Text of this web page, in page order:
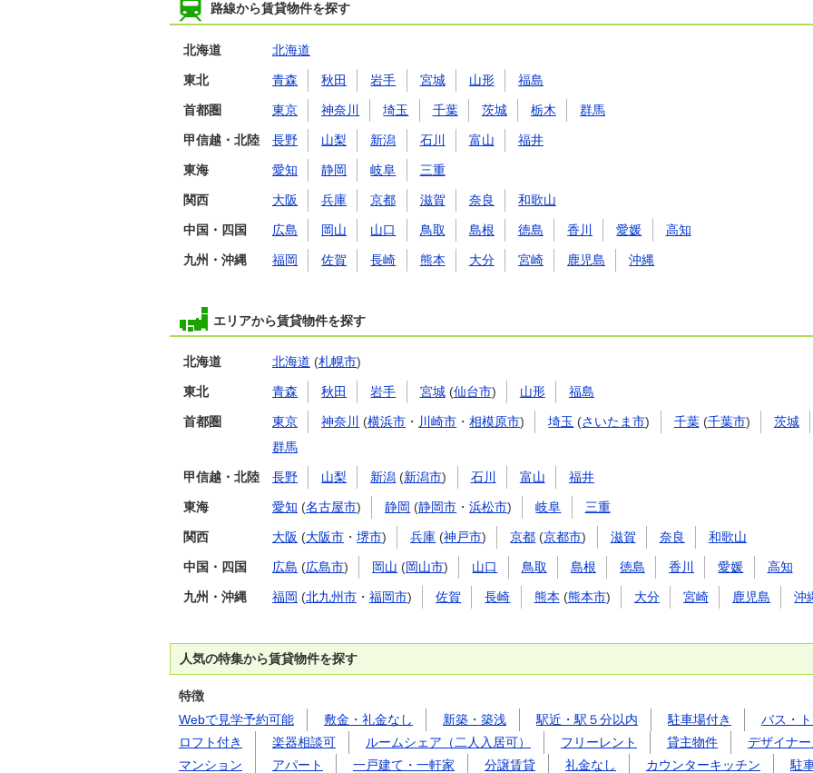
路線から賃貸物件を探す
北海道 北海道
東北 青森 秋田 岩手 宮城 山形 福島
首都圏 東京 神奈川 埼玉 千葉 茨城 栃木 群馬
甲信越・北陸 長野 山梨 新潟 石川 富山 福井
東海 愛知 静岡 岐阜 三重
関西 大阪 兵庫 京都 滋賀 奈良 和歌山
中国・四国 広島 岡山 山口 鳥取 島根 徳島 香川 愛媛 高知
九州・沖縄 福岡 佐賀 長崎 熊本 大分 宮崎 鹿児島 沖縄
エリアから賃貸物件を探す
北海道 北海道 (札幌市)
東北 青森 秋田 岩手 宮城(仙台市) 山形 福島
首都圏 東京 神奈川 (横浜市 ・ 川崎市 ・相模原市) 埼玉 (さいたま市) 千葉(千葉市) 茨城
群馬
甲信越・北陸 長野 山梨 新潟 (新潟市) 石川 富山 福井
東海 愛知 (名古屋市) 静岡 (静岡市 ・浜松市) 岐阜 三重
関西 大阪 (大阪市 ・ 堺市) 兵庫 (神戸市) 京都 (京都市) 滋賀 奈良 和歌山
中国・四国 広島 (広島市) 岡山 (岡山市) 山口 鳥取 島根 徳島 香川 愛媛 高知
九州・沖縄 福岡 (北九州市 ・ 福岡市) 佐賀 長崎 熊本 (熊本市) 大分 宮崎 鹿児島 沖
人気の特集から賃貸物件を探す
特徴
Webで見学予約可能
敷金・礼金なし 新築・築浅 駅近・駅５分以内 駐車場付き
バス・
ロフト付き
楽器相談可 ルームシェア（二人入居可） フリーレント 貸主物件
デザイナ
マンション
アパート 一戸建て・一軒家 分譲賃貸 礼金なし カウンターキッチン
駐